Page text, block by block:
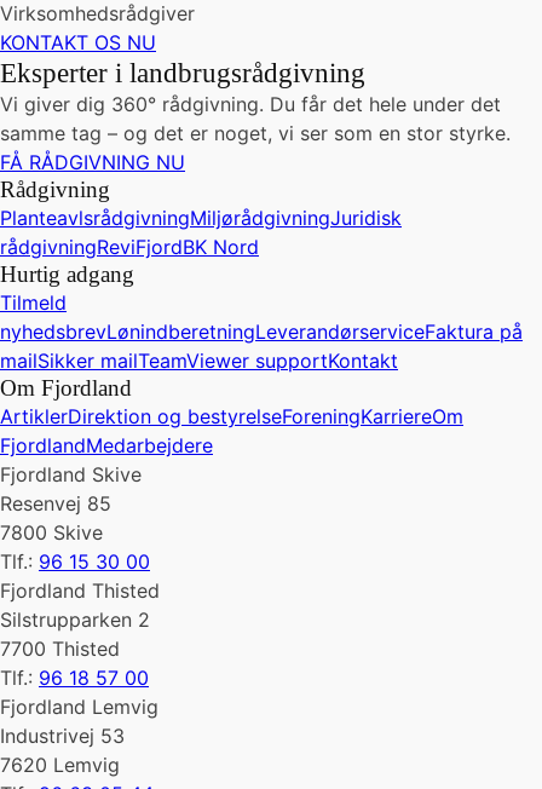
Virksomhedsrådgiver
KONTAKT OS NU
Eksperter i landbrugsrådgivning
Vi giver dig 360° rådgivning. Du får det hele under det
samme tag – og det er noget, vi ser som en stor styrke.
FÅ RÅDGIVNING NU
Rådgivning
PlanteavlsrådgivningMiljørådgivningJuridisk
rådgivningReviFjordBK Nord
Hurtig adgang
Tilmeld
nyhedsbrevLønindberetningLeverandørserviceFaktura på
mailSikker mailTeamViewer supportKontakt
Om Fjordland
ArtiklerDirektion og bestyrelseForeningKarriereOm
FjordlandMedarbejdere
Fjordland Skive
Resenvej 85
7800 Skive
Tlf.: 96 15 30 00
Fjordland Thisted
Silstrupparken 2
7700 Thisted
Tlf.: 96 18 57 00
Fjordland Lemvig
Industrivej 53
7620 Lemvig